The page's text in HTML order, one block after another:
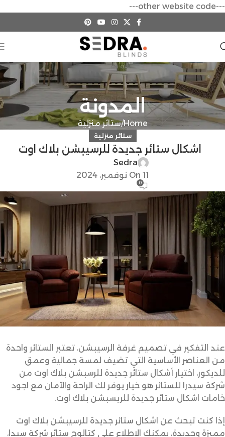
---other website code---
المدونة
Home ستائر منزلية
ستائر منزلية
اشكال ستائر جديدة للرسيبشن بلاك اوت
Sedra
On 11 نوفمبر، 2024
0
عند التفكير في تصميم غرفة الرسيبشن، تعتبر الستائر واحدة
من العناصر الأساسية التي تضيف لمسة جمالية وعمق
للديكور، اختيار أشكال ستائر جديدة للرسبشن بلاك اوت من
شركة سيدرا للستائر هو خيار يوفر لك الراحة والآمان مع اجود
خامات اشكال ستائر جديدة للريسبشن بلاك اوت.
إذا كنت تبحث عن اشكال ستائر جديدة للرسيبشن بلاك اوت
مميزة وجديدة، يمكنك الاطلاع على كتالوج ستائر شركة سيدا،